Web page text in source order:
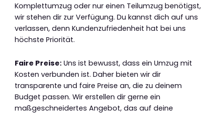
Komplettumzug oder nur einen Teilumzug benötigst,
wir stehen dir zur Verfügung. Du kannst dich auf uns
verlassen, denn Kundenzufriedenheit hat bei uns
höchste Priorität.
Faire Preise: Uns ist bewusst, dass ein Umzug mit
Kosten verbunden ist. Daher bieten wir dir
transparente und faire Preise an, die zu deinem
Budget passen. Wir erstellen dir gerne ein
maßgeschneidertes Angebot, das auf deine